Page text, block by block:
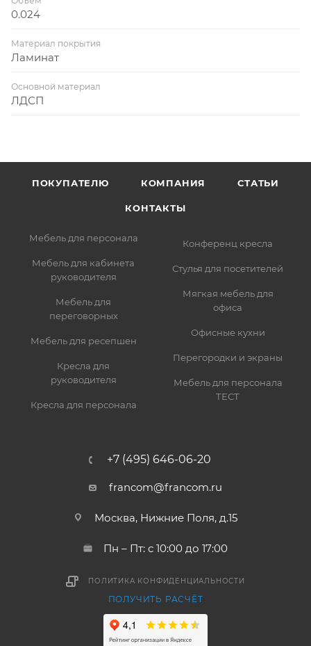
0.024
Материал покрытия
Ламинат
Основной материал
ЛДСП
ПОКУПАТЕЛЮ КОМПАНИЯ СТАТЬИ
КОНТАКТЫ
Мебель для персонала
Мебель для кабинета
руководителя
Мебель для
переговорных
Мебель для ресепшен
Кресла для
руководителя
Кресла для персонала
Конференц кресла
Стулья для посетителей
Мягкая мебель для
офиса
Офисные кухни
Перегородки и экраны
Мебель для персонала
ТЕСТ
+7 (495) 646-06-20
francom@francom.ru
Москва, Нижние Поля, д.15
Пн – Пт: с 10:00 до 17:00
ПОЛИТИКА КОНФИДЕНЦИАЛЬНОСТИ
ПОЛУЧИТЬ РАСЧЁТ